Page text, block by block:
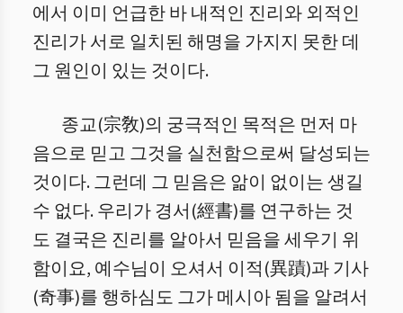
에서 이미 언급한 바 내적인 진리와 외적인
진리가 서로 일치된 해명을 가지지 못한 데
그 원인이 있는 것이다.
종교(宗敎)의 궁극적인 목적은 먼저 마
음으로 믿고 그것을 실천함으로써 달성되는
것이다. 그런데 그 믿음은 앎이 없이는 생길
수 없다. 우리가 경서(經書)를 연구하는 것
도 결국은 진리를 알아서 믿음을 세우기 위
함이요, 예수님이 오셔서 이적(異蹟)과 기사
(奇事)를 행하심도 그가 메시아 됨을 알려서